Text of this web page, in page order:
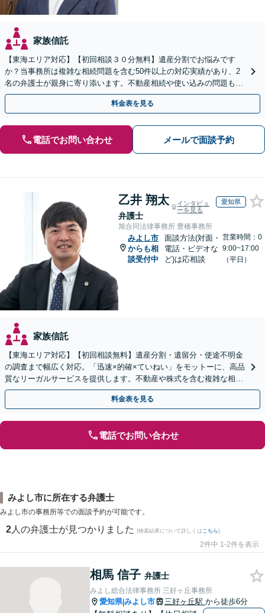
家族信託
【東海エリア対応】【初回相談３０分無料】遺産分割でお悩みです
か？当事務所は複雑な相続問題を含む50件以上の対応実績があり、2
名の弁護士が親身に寄り添います。不動産相続や使い込みの問題も分
かりやすく解説。WEB相談可能。LINE予約受付中
料金表を見る
電話でお問い合わせ メールで面談予約
乙井 翔太
弁護士
インタビュ
ーを見る
愛知県
旭合同法律事務所 豊橋事務所
みよし市
からも相
談受付中
面談方法(対面・
電話・ビデオな
ど)は応相談
営業時間：0
9:00~17:00
（平日）
家族信託
【東海エリア対応】【初回相談無料】遺産分割・遺留分・使途不明金
の調査まで幅広く対応。「迅速×的確×ていねい」をモットーに、高品
質なリーガルサービスを提供します。不動産や株式を含む複雑な相続
もお任せください【休日・夜間対応OK】
料金表を見る
電話でお問い合わせ
みよし市に所在する弁護士
みよし市の事務所等での面談予約が可能です。
2 人の弁護士が見つかりました (検索結果について詳しくは こちら)
2件中 1-2件を表示
相馬 信子 弁護士
みよし総合法律事務所 三好ヶ丘事務所
愛知県|みよし市 三好ヶ丘駅 から徒歩6分